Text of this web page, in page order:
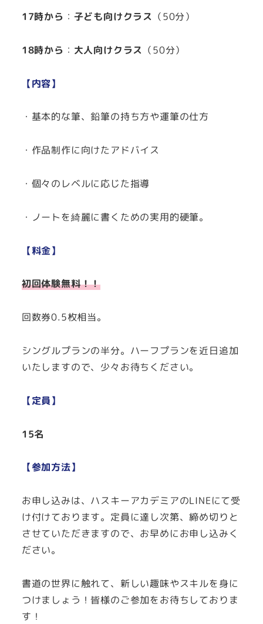
17時から ： 子ども向けクラス （50分）
18時から ： 大人向けクラス （50分）
【内容】
・基本的な筆、鉛筆の持ち方や運筆の仕方
・作品制作に向けたアドバイス
・個々のレベルに応じた指導
・ノートを綺麗に書くための実用的硬筆。
【料金】
初回体験無料！！
回数券0.5枚相当。
シングルプランの半分。ハーフプランを近日追加
いたしますので、少々お待ちください。
【定員】
15名
【参加方法】
お申し込みは、ハスキーアカデミアのLINEにて受
け付けております。定員に達し次第、締め切りと
させていただきますので、お早めにお申し込みく
ださい。
書道の世界に触れて、新しい趣味やスキルを身に
つけましょう！皆様のご参加をお待ちしておりま
す！